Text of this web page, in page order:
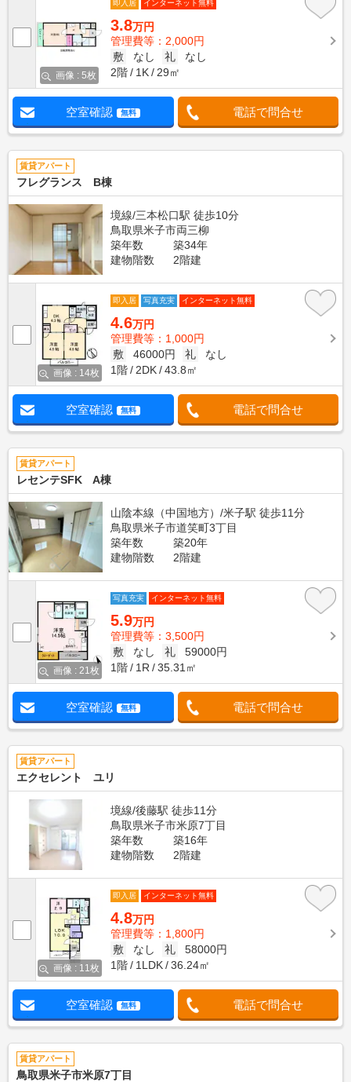
画像 : 5枚
即入居 インターネット無料
3.8万円
管理費等：2,000円
敷
なし 礼
なし
2階
1K 29㎡
空室確認 無料 電話で問合せ
賃貸アパート
フレグランス B棟
境線/三本松口駅 徒歩10分
鳥取県米子市両三柳
築年数
築34年
建物階数
2階建
画像 : 14枚
即入居 写真充実 インターネット無料
4.6万円
管理費等：1,000円
敷
46000円 礼
なし
1階
2DK 43.8㎡
空室確認 無料 電話で問合せ
賃貸アパート
レセンテSFK A棟
山陰本線（中国地方）/米子駅 徒歩11分
鳥取県米子市道笑町3丁目
築年数
築20年
建物階数
2階建
画像 : 21枚
写真充実 インターネット無料
5.9万円
管理費等：3,500円
敷
なし 礼
59000円
1階
1R 35.31㎡
空室確認 無料 電話で問合せ
賃貸アパート
エクセレント ユリ
境線/後藤駅 徒歩11分
鳥取県米子市米原7丁目
築年数
築16年
建物階数
2階建
画像 : 11枚
即入居 インターネット無料
4.8万円
管理費等：1,800円
敷
なし 礼
58000円
1階
1LDK 36.24㎡
空室確認 無料 電話で問合せ
賃貸アパート
鳥取県米子市米原7丁目